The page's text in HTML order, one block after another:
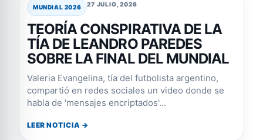
MUNDIAL 2026 27 JULIO, 2026
TEORÍA CONSPIRATIVA DE LA
TÍA DE LEANDRO PAREDES
SOBRE LA FINAL DEL MUNDIAL
Valeria Evangelina, tía del futbolista argentino,
compartió en redes sociales un video donde se
habla de 'mensajes encriptados'...
LEER NOTICIA →